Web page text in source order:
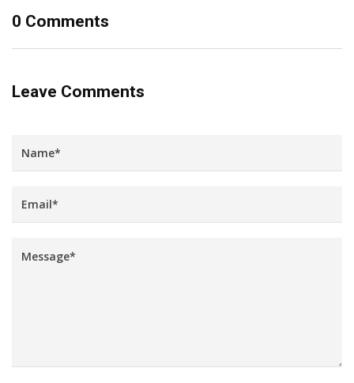
0 Comments
Leave Comments